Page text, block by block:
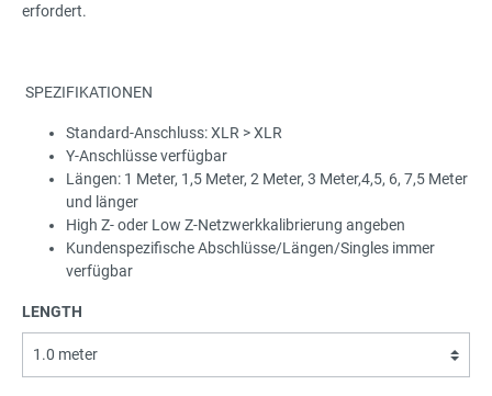
erfordert.
SPEZIFIKATIONEN
Standard-Anschluss: XLR > XLR
Y-Anschlüsse verfügbar
Längen: 1 Meter, 1,5 Meter, 2 Meter, 3 Meter,4,5, 6, 7,5 Meter
und länger
High Z- oder Low Z-Netzwerkkalibrierung angeben
Kundenspezifische Abschlüsse/Längen/Singles immer
verfügbar
LENGTH